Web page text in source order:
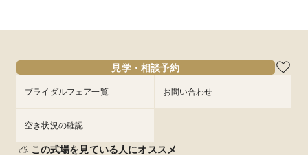
9/6
9/6
9/6
9/6
9/6
9/6
9/6
見学・相談予約
ブライダルフェア一覧 お問い合わせ
空き状況の確認
この式場を見ている人にオススメ